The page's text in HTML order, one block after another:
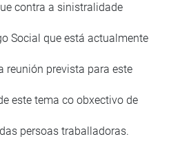
contra a sinistralidade
Social que está actualmente
reunión prevista para este
este tema co obxectivo de
persoas traballadoras.